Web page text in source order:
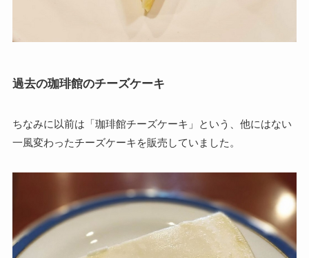
過去の珈琲館のチーズケーキ
ちなみに以前は「珈琲館チーズケーキ」という、他にはない
一風変わったチーズケーキを販売していました。